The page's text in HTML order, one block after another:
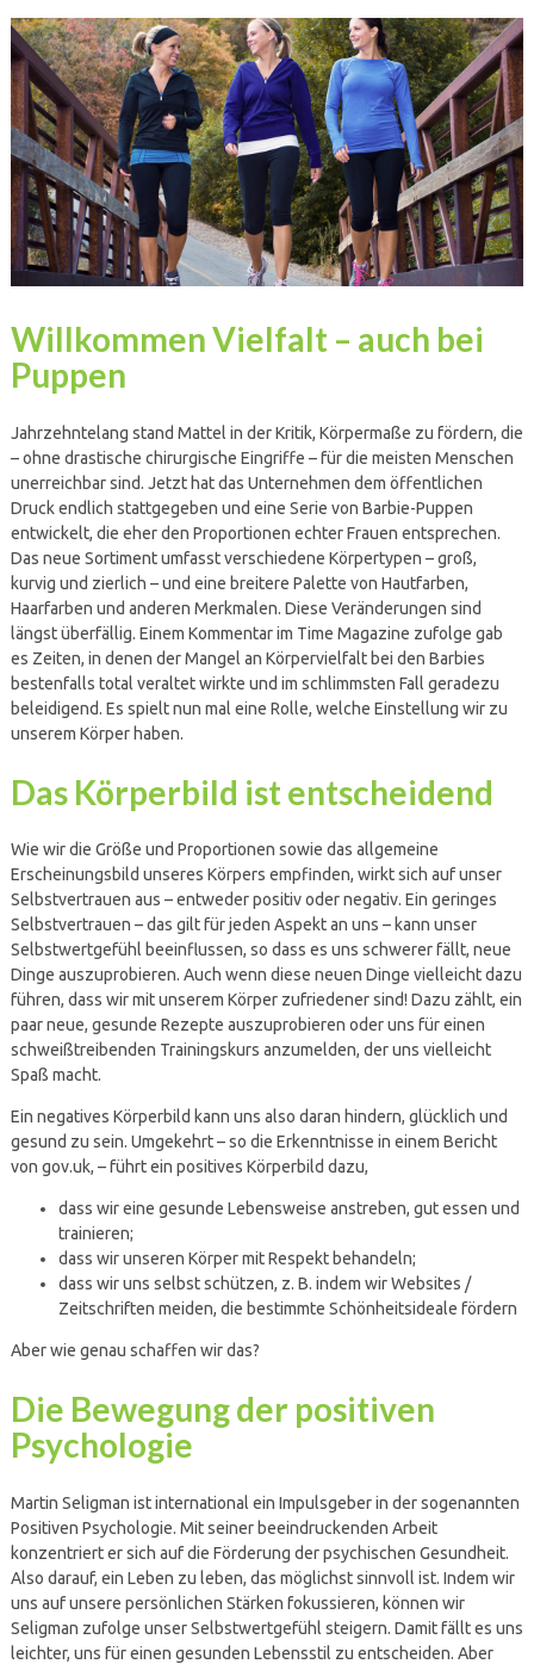
Willkommen Vielfalt – auch bei
Puppen
Jahrzehntelang stand Mattel in der Kritik, Körpermaße zu fördern, die
– ohne drastische chirurgische Eingriffe – für die meisten Menschen
unerreichbar sind. Jetzt hat das Unternehmen dem öffentlichen
Druck endlich stattgegeben und eine Serie von Barbie-Puppen
entwickelt, die eher den Proportionen echter Frauen entsprechen.
Das neue Sortiment umfasst verschiedene Körpertypen – groß,
kurvig und zierlich – und eine breitere Palette von Hautfarben,
Haarfarben und anderen Merkmalen. Diese Veränderungen sind
längst überfällig. Einem Kommentar im Time Magazine zufolge gab
es Zeiten, in denen der Mangel an Körpervielfalt bei den Barbies
bestenfalls total veraltet wirkte und im schlimmsten Fall geradezu
beleidigend. Es spielt nun mal eine Rolle, welche Einstellung wir zu
unserem Körper haben.
Das Körperbild ist entscheidend
Wie wir die Größe und Proportionen sowie das allgemeine
Erscheinungsbild unseres Körpers empfinden, wirkt sich auf unser
Selbstvertrauen aus – entweder positiv oder negativ. Ein geringes
Selbstvertrauen – das gilt für jeden Aspekt an uns – kann unser
Selbstwertgefühl beeinflussen, so dass es uns schwerer fällt, neue
Dinge auszuprobieren. Auch wenn diese neuen Dinge vielleicht dazu
führen, dass wir mit unserem Körper zufriedener sind! Dazu zählt, ein
paar neue, gesunde Rezepte auszuprobieren oder uns für einen
schweißtreibenden Trainingskurs anzumelden, der uns vielleicht
Spaß macht.
Ein negatives Körperbild kann uns also daran hindern, glücklich und
gesund zu sein. Umgekehrt – so die Erkenntnisse in einem Bericht
von gov.uk, – führt ein positives Körperbild dazu,
dass wir eine gesunde Lebensweise anstreben, gut essen und
trainieren;
dass wir unseren Körper mit Respekt behandeln;
dass wir uns selbst schützen, z. B. indem wir Websites /
Zeitschriften meiden, die bestimmte Schönheitsideale fördern
Aber wie genau schaffen wir das?
Die Bewegung der positiven
Psychologie
Martin Seligman ist international ein Impulsgeber in der sogenannten
Positiven Psychologie. Mit seiner beeindruckenden Arbeit
konzentriert er sich auf die Förderung der psychischen Gesundheit.
Also darauf, ein Leben zu leben, das möglichst sinnvoll ist. Indem wir
uns auf unsere persönlichen Stärken fokussieren, können wir
Seligman zufolge unser Selbstwertgefühl steigern. Damit fällt es uns
leichter, uns für einen gesunden Lebensstil zu entscheiden. Aber